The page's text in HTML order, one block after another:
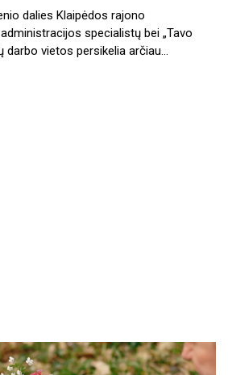
dalies Klaipėdos rajono
specialistų bei „Tavo
darbo vietos persikelia arčiau…